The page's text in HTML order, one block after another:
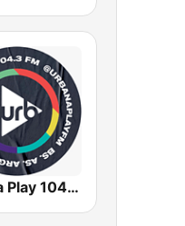
Urbana Play 104.3 FM